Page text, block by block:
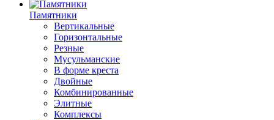
Памятники
Вертикальные
Горизонтальные
Резные
Мусульманские
В форме креста
Двойные
Комбинированные
Элитные
Комплексы